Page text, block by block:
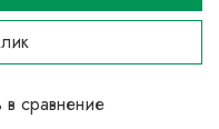
в сравнение